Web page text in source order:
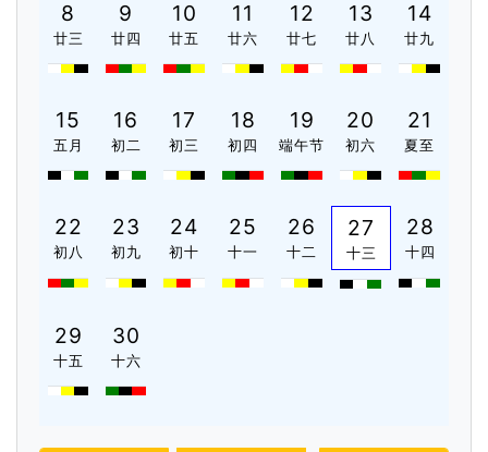
8
廿三
9
廿四
10
廿五
11
廿六
12
廿七
13
廿八
14
廿九
15
五月
16
初二
17
初三
18
初四
19
端午节
20
初六
21
夏至
22
初八
23
初九
24
初十
25
十一
26
十二
27
十三
28
十四
29
十五
30
十六